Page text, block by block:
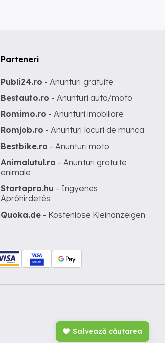
Salvează căutarea
Parteneri
Publi24.ro - Anunturi gratuite
Bestauto.ro - Anunturi auto/moto
Romimo.ro - Anunturi imobiliare
Romjob.ro - Anunturi locuri de munca
Bestbike.ro - Anunturi moto
Animalutul.ro - Anunturi gratuite
animale
Startapro.hu - Ingyenes
Apróhirdetés
Quoka.de - Kostenlose Kleinanzeigen